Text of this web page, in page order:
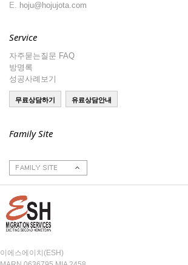
E. hoju@hojujota.com
Service
자주묻는질문 FAQ
방명록
성공사례보기
Family Site
호주이민성
주호주대한민국대사
관
이에스에이치(ESH)